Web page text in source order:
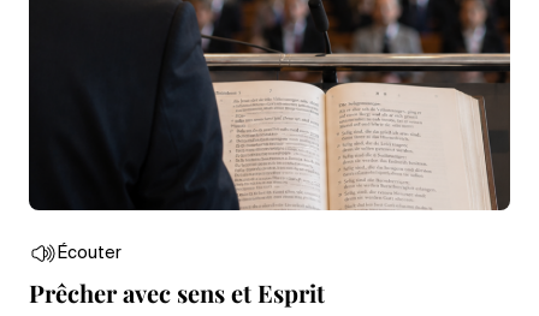
Écouter
Prêcher avec sens et Esprit